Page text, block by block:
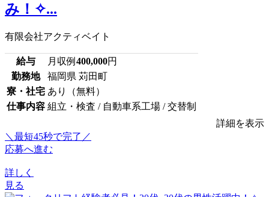
み！✧...
有限会社アクティベイト
給与 月収例 400,000円
勤務地
福岡県 苅田町
寮・社宅 あり（無料）
仕事内容 組立・検査 / 自動車系工場 / 交替制
詳細を表示
＼最短45秒で完了／
応募へ進む
詳しく
見る